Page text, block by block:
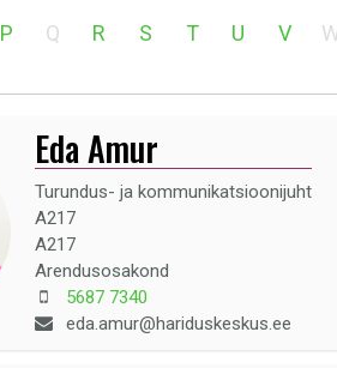
P Q R S T U V
Eda Amur
Turundus- ja kommunikatsioonijuht
A217
A217
Arendusosakond
5687 7340
eda.amur@hariduskeskus.ee